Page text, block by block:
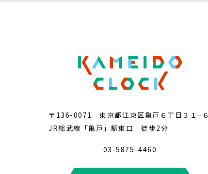
〒136-0071 東京都江東区亀戸６丁目３１−６
JR総武線「亀戸」駅東口 徒歩2分
03-5875-4460